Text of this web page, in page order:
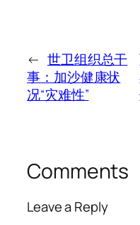
← 世卫组织总干
事：加沙健康状
况“灾难性”
Comments
Leave a Reply